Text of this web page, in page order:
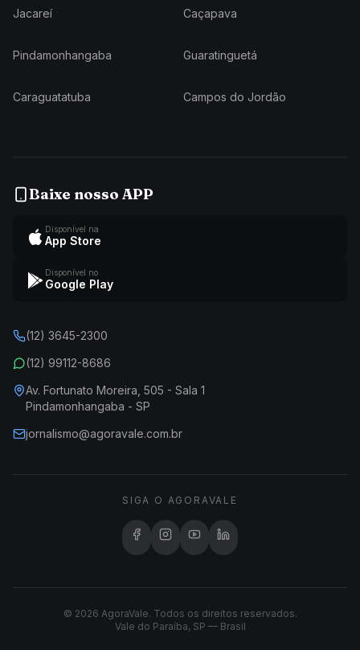
Jacareí Caçapava
Pindamonhangaba Guaratinguetá
Caraguatatuba Campos do Jordão
Baixe nosso APP
Disponível na
App Store
Disponível no
Google Play
(12) 3645-2300
(12) 99112-8686
Av. Fortunato Moreira, 505 - Sala 1
Pindamonhangaba - SP
jornalismo@agoravale.com.br
SIGA O AGORAVALE
© 2026 AgoraVale. Todos os direitos reservados.
Vale do Paraíba, SP — Brasil